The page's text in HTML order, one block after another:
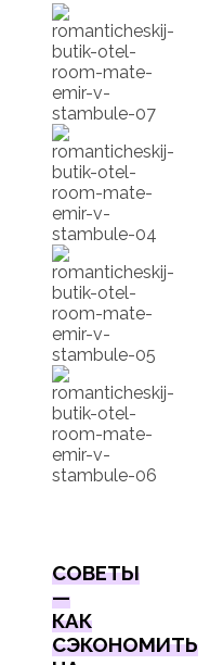
СОВЕТЫ
—
КАК
СЭКОНОМИТЬ